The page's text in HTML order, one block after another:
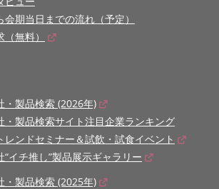
会期当日までの流れ（予定）
無料）
・製品検索 (2026年)
・製品検索サイト注目企業ランキング
レンドセミナー＆試飲・試食イベント
“イチ推し”製品展示ギャラリー
・製品検索 (2025年)